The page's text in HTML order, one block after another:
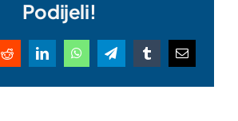
Podijeli!
RedditLinkedInWhatsAppTelegramTumblrEmail